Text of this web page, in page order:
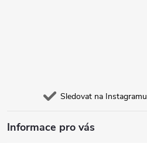
Sledovat na Instagramu
Informace pro vás